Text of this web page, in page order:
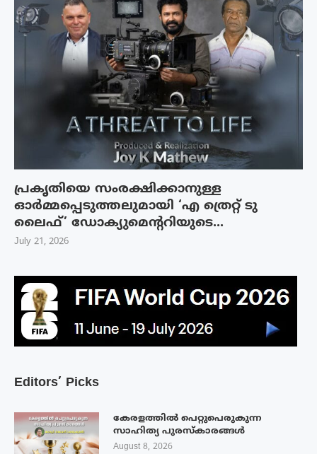
Editors’ Picks
കേരളത്തിൽ പെറ്റുപെരുകുന്ന
സാഹിത്യ പുരസ്‌കാരങ്ങൾ
August 8, 2026
പ്രകൃതിയെ സംരക്ഷിക്കാനുള്ള
ഓർമ്മപ്പെടുത്തലുമായി ‘എ ത്രെറ്റ് ടു
ലൈഫ്’ ഡോക്യുമെന്ററിയുടെ...
July 21, 2026